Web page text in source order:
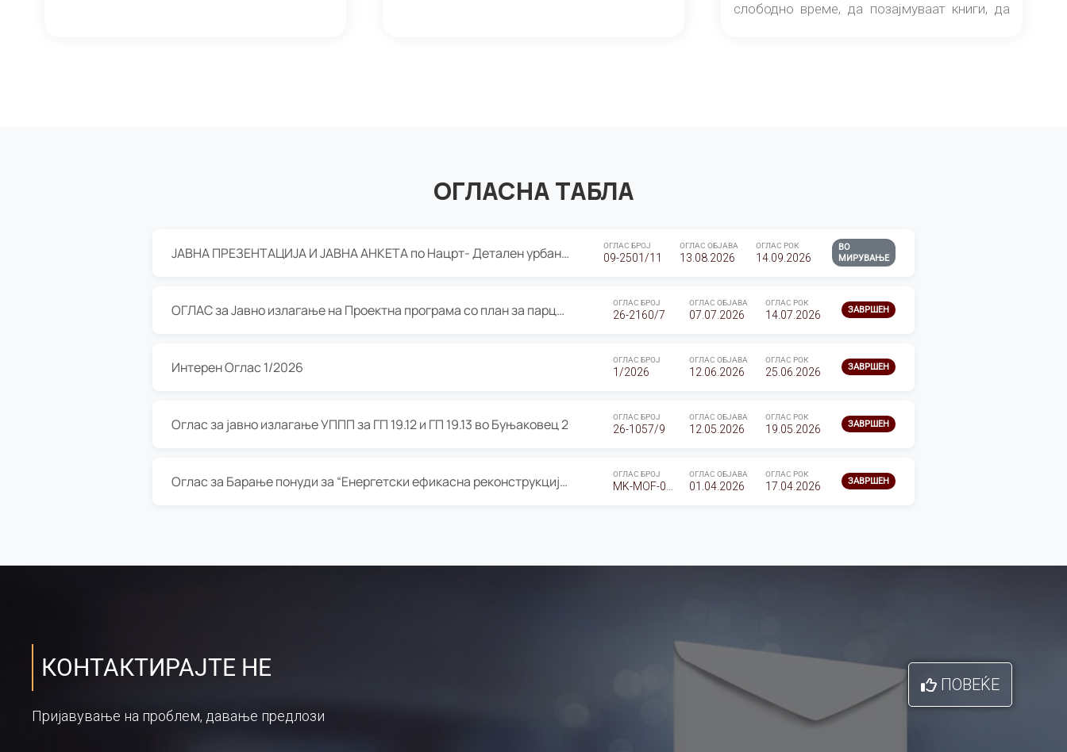
слободно време, да позајмуваат книги, да
ОГЛАСНА ТАБЛА
ЈАВНА ПРЕЗЕНТАЦИЈА И ЈАВНА АНКЕТА по Нацрт- Детален урбанистички план Градска четврт Ј 05- Барутана, Општина Центар- Скопје, плански период 2025-2030 ОГЛАС БРОЈ
09-2501/11
ОГЛАС ОБЈАВА
13.08.2026
ОГЛАС РОК
14.09.2026
ВО
МИРУВАЊЕ
ОГЛАС за Јавно излагање на Проектна програма со план за парцелација за Урбанистички проект со план за парцелација за спојување на ГП 20.12 и ГП 20.37 од Изменување и дополнување на Детален урбанистички план Буњаковец 2, Општина Центар – Скопје ОГЛАС БРОЈ
26-2160/7
ОГЛАС ОБЈАВА
07.07.2026
ОГЛАС РОК
14.07.2026 ЗАВРШЕН
Интерен Оглас 1/2026 ОГЛАС БРОЈ
1/2026
ОГЛАС ОБЈАВА
12.06.2026
ОГЛАС РОК
25.06.2026 ЗАВРШЕН
Оглас за јавно излагање УППП за ГП 19.12 и ГП 19.13 во Буњаковец 2 ОГЛАС БРОЈ
26-1057/9
ОГЛАС ОБЈАВА
12.05.2026
ОГЛАС РОК
19.05.2026 ЗАВРШЕН
Оглас за Барање понуди за “Енергетски ефикасна реконструкција на објектот ООУ „Св. Кирил и Методиј" ОГЛАС БРОЈ ОГЛАС ОБЈАВА
01.04.2026
ОГЛАС РОК
17.04.2026 ЗАВРШЕН
КОНТАКТИРАЈТЕ НЕ
Пријавување на проблем, давање предлози
ПОВЕЌЕ